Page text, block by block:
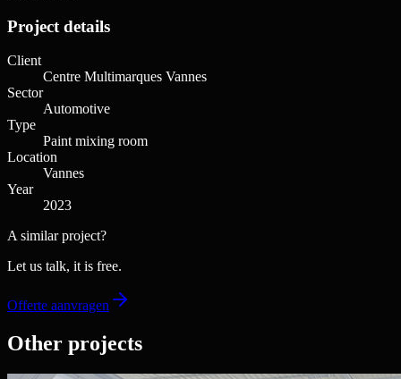
Project details
Client
Centre Multimarques Vannes
Sector
Automotive
Type
Paint mixing room
Location
Vannes
Year
2023
A similar project?
Let us talk, it is free.
Offerte aanvragen
Other projects